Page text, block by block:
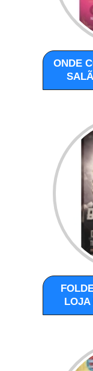
ONDE
LOJA